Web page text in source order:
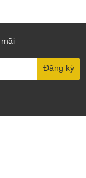
Đăng ký